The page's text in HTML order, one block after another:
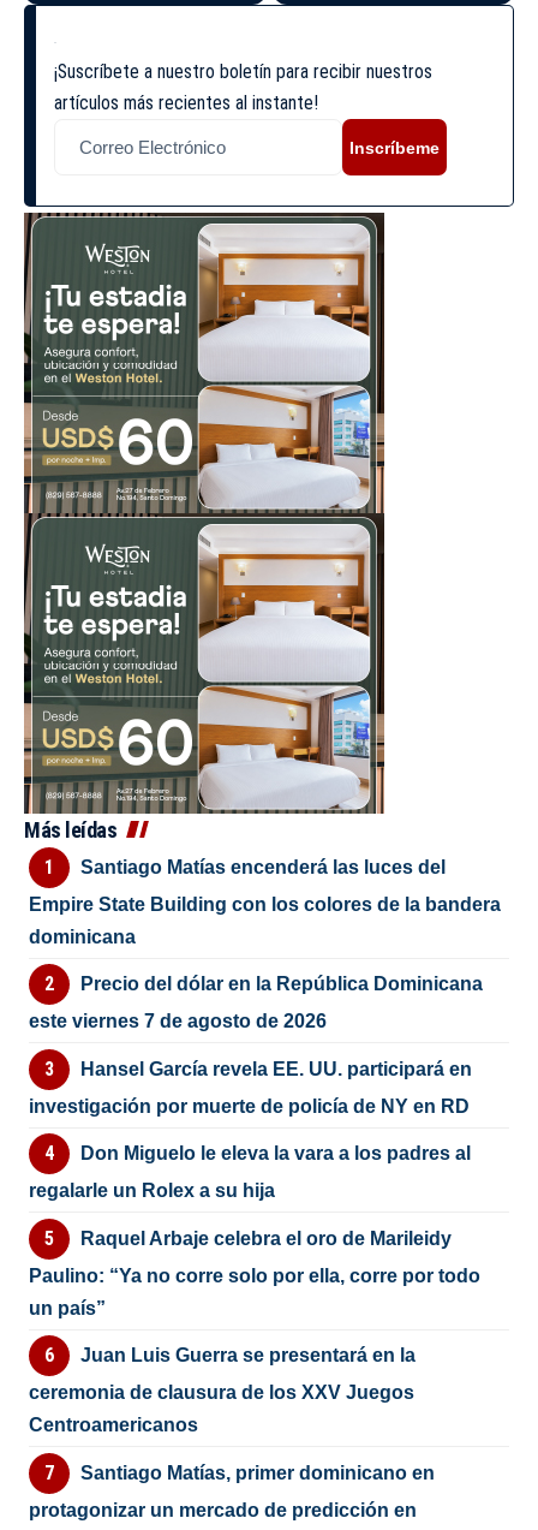
¡Suscríbete a nuestro boletín para recibir nuestros
artículos más recientes al instante!
Inscríbeme
Más leídas
Santiago Matías encenderá las luces del
Empire State Building con los colores de la bandera
dominicana
Precio del dólar en la República Dominicana
este viernes 7 de agosto de 2026
Hansel García revela EE. UU. participará en
investigación por muerte de policía de NY en RD
Don Miguelo le eleva la vara a los padres al
regalarle un Rolex a su hija
Raquel Arbaje celebra el oro de Marileidy
Paulino: “Ya no corre solo por ella, corre por todo
un país”
Juan Luis Guerra se presentará en la
ceremonia de clausura de los XXV Juegos
Centroamericanos
Santiago Matías, primer dominicano en
protagonizar un mercado de predicción en